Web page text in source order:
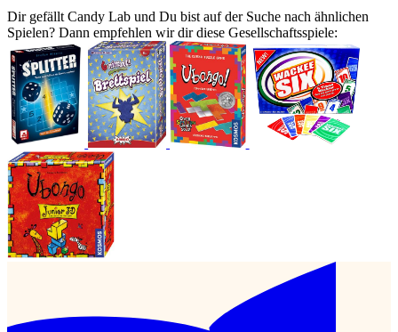
Dir gefällt Candy Lab und Du bist auf der Suche nach ähnlichen
Spielen? Dann empfehlen wir dir diese Gesellschaftsspiele: